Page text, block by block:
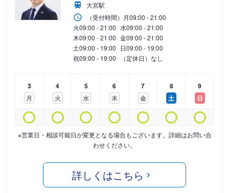
大宮駅
（受付時間） 月09:00 - 21:00
火09:00 - 21:00 水09:00 - 21:00
木09:00 - 21:00 金09:00 - 21:00
土09:00 - 19:00 日09:00 - 19:00
祝09:00 - 19:00 （定休日）なし
3
月
4
火
5
水
6
木
7
金
8
土
9
日
※営業日・相談可能日が変更となる場合もございます。詳細はお問い合
わせください。
詳しくはこちら